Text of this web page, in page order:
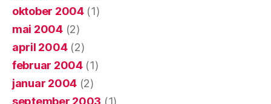
oktober 2004(1)
mai 2004(2)
april 2004(2)
februar 2004(1)
januar 2004 (2)
september 2003 (1)